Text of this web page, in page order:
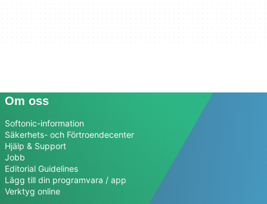
Om oss
Softonic-information
Säkerhets- och Förtroendecenter
Hjälp & Support
Jobb
Editorial Guidelines
Lägg till din programvara / app
Verktyg online